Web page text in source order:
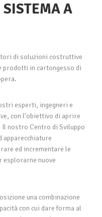
A
di soluzioni costruttive
prodotti in cartongesso di
esperti, ingegneri e
con l’obiettivo di aprire
nostro Centro di Sviluppo
apparecchiature
ed incrementare le
nuove
una combinazione
con cui dare forma al